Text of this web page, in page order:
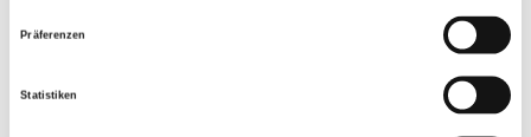
Präferenzen
Statistiken
Zur Weißware